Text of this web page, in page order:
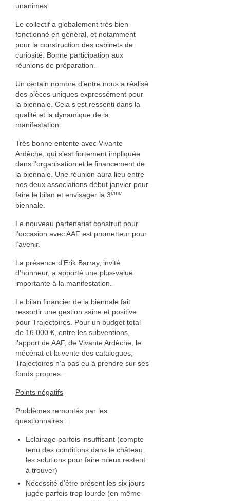
Maleaume Hirsch
Eduard Juanola
Daniel Pelegrin
David Ranchin
joseph vallon
Emilie Rouillon
Fil et textile
Dominique Chapre
Geneviève Quievreux
Florance Russo
Stefanie Wesle
Aurelia Westray
Bijoux
Atelier POIEMA
Bénédam Création
Bernard Moulin
Cadet Or Création
Nadia Plantier
Estampe, papier
Daniel Van Cutsem
unanimes.
Le collectif a globalement très bien
fonctionné en général, et notamment
pour la construction des cabinets de
curiosité. Bonne participation aux
réunions de préparation.
Un certain nombre d’entre nous a réalisé
des pièces uniques expressément pour
la biennale. Cela s’est ressenti dans la
qualité et la dynamique de la
manifestation.
Très bonne entente avec Vivante
Ardèche, qui s’est fortement impliquée
dans l’organisation et le financement de
la biennale. Une réunion aura lieu entre
nos deux associations début janvier pour
faire le bilan et envisager la 3ème
biennale.
Le nouveau partenariat construit pour
l’occasion avec AAF est prometteur pour
l’avenir.
La présence d’Erik Barray, invité
d’honneur, a apporté une plus-value
importante à la manifestation.
Le bilan financier de la biennale fait
ressortir une gestion saine et positive
pour Trajectoires. Pour un budget total
de 16 000 €, entre les subventions,
l’apport de AAF, de Vivante Ardèche, le
mécénat et la vente des catalogues,
Trajectoires n’a pas eu à prendre sur ses
fonds propres.
Points négatifs
Problèmes remontés par les
questionnaires :
Eclairage parfois insuffisant (compte
tenu des conditions dans le château,
les solutions pour faire mieux restent
à trouver)
Nécessité d’être présent les six jours
jugée parfois trop lourde (en même